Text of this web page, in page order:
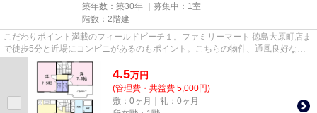
築年数：築30年 ｜募集中： 1室
階数：2階建
こだわりポイント満載のフィールドビーチ１。ファミリーマート 徳島大原町店ま
で徒歩5分と近場にコンビニがあるのもポイント。こちらの物件、通風良好な居
住環境でどなた様の健康にも...
4.5万円
(管理費・共益費 5,000円)
敷：0ヶ月｜礼：0ヶ月